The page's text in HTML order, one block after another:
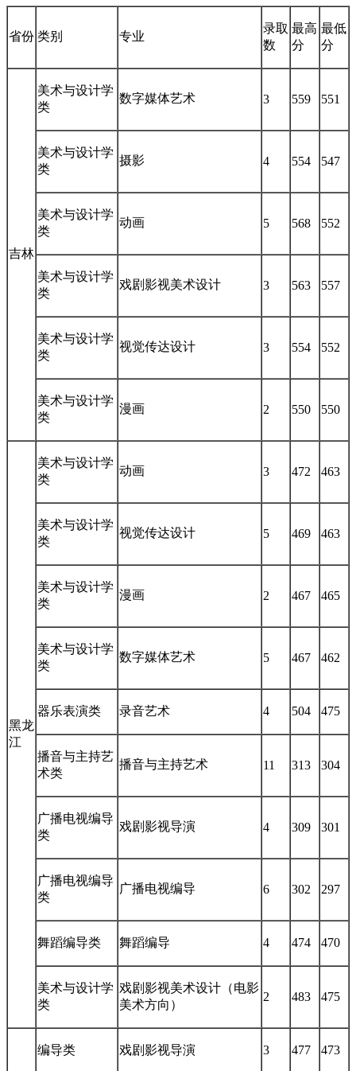
省份 类别 专业
录取
数
最高
分
最低
分
吉林
美术与设计学
类
数字媒体艺术 3 559 551
美术与设计学
类
摄影 4 554 547
美术与设计学
类
动画 5 568 552
美术与设计学
类
戏剧影视美术设计 3 563 557
美术与设计学
类
视觉传达设计 3 554 552
美术与设计学
类
漫画 2 550 550
黑龙
江
美术与设计学
类
动画 3 472 463
美术与设计学
类
视觉传达设计 5 469 463
美术与设计学
类
漫画 2 467 465
美术与设计学
类
数字媒体艺术 5 467 462
器乐表演类 录音艺术 4 504 475
播音与主持艺
术类
播音与主持艺术 11 313 304
广播电视编导
类
戏剧影视导演 4 309 301
广播电视编导
类
广播电视编导 6 302 297
舞蹈编导类 舞蹈编导 4 474 470
美术与设计学
类
戏剧影视美术设计（电影
美术方向）
2 483 475
编导类 戏剧影视导演 3 477 473